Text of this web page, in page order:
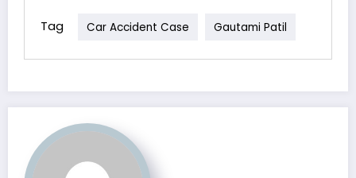
Tag Car Accident Case Gautami Patil